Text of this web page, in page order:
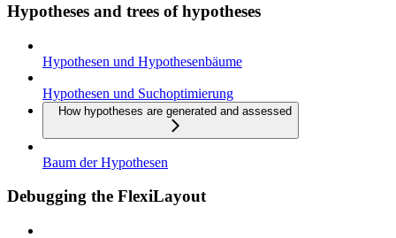
Hypotheses and trees of hypotheses
Hypothesen und Hypothesenbäume
Hypothesen und Suchoptimierung
How hypotheses are generated and assessed
Baum der Hypothesen
Debugging the FlexiLayout